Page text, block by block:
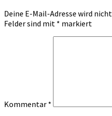
Deine E-Mail-Adresse wird
Felder sind mit * markiert
Kommentar *